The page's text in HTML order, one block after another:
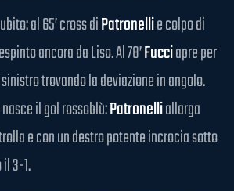
al 65’ cross diPatronellie colpo di
ancora da Liso. Al 78’Fucciapre per
trovando la deviazione in angolo.
il gol rossoblù:Patronelliallarga
e con un destro potente incrocia sotto
3-1.